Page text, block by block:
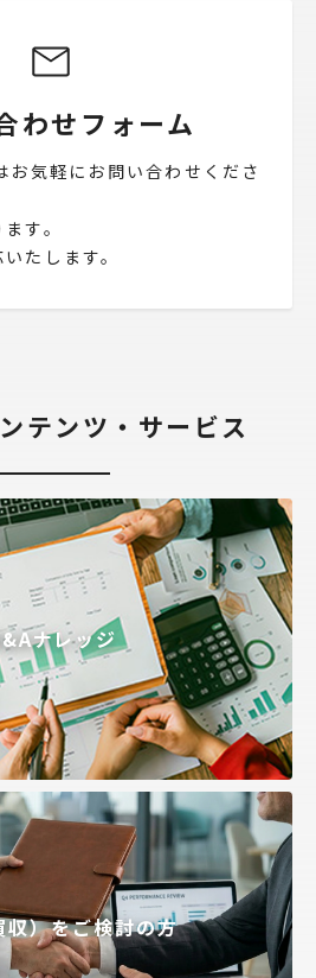
わせフォーム
お気軽にお問い合わせくださ
す。
たします。
テンツ・サービス
ナレッジ
収）をご検討の方